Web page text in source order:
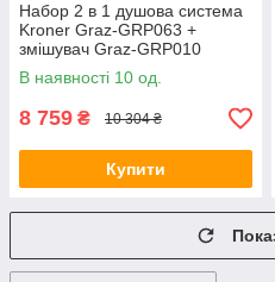
Набор 2 в 1 душова система
Kroner Graz-GRP063 +
змішувач Graz-GRP010
В наявності 10 од.
8 759 ₴ 10 304 ₴
Купити